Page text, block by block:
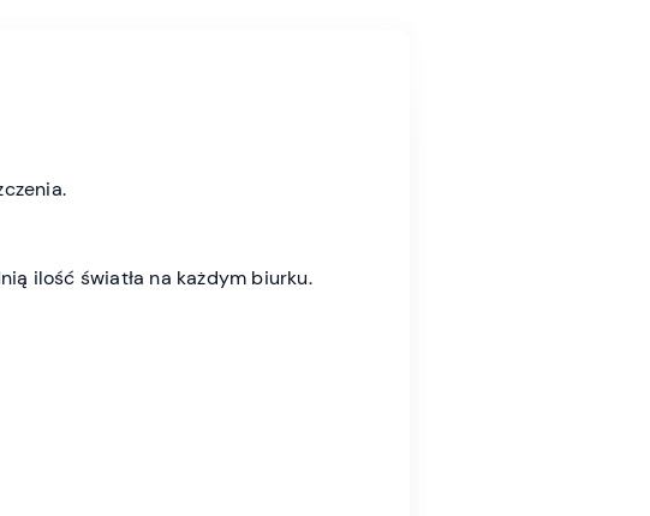
ilość światła na każdym biurku.